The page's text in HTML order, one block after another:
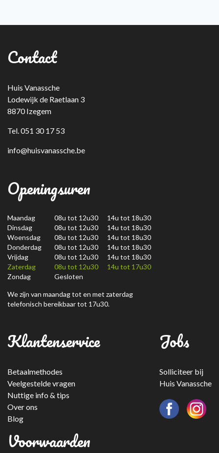
Contact
Huis Vanassche
Lodewijk de Raetlaan 3
8870 Izegem
Tel. 051 30 17 53
info@huisvanassche.be
Openingsuren
Maandag
08u tot 12u30 14u tot 18u30
Dinsdag
08u tot 12u30 14u tot 18u30
Woensdag
08u tot 12u30 14u tot 18u30
Donderdag
08u tot 12u30 14u tot 18u30
Vrijdag
08u tot 12u30 14u tot 18u30
Zaterdag
08u tot 12u30 14u tot 17u30
Zondag
Gesloten
We zijn van maandag tot en met zaterdag
telefonisch bereikbaar tot 17u30.
Klantenservice
Betaalmethodes
Veelgestelde vragen
Nuttige info & tips
Over ons
Blog
Jobs
Solliciteer bij
Huis Vanassche
Voorwaarden